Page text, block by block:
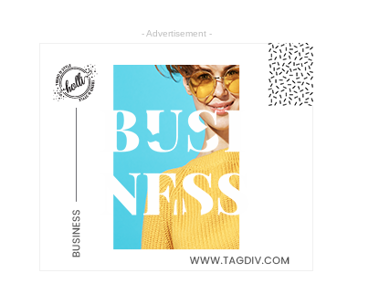
- Advertisement -